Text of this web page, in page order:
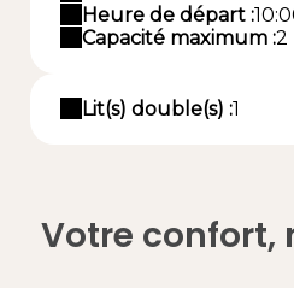
Heure de départ :
Capacité maximum :2
Lit(s) double(s) :1
Votre confort,